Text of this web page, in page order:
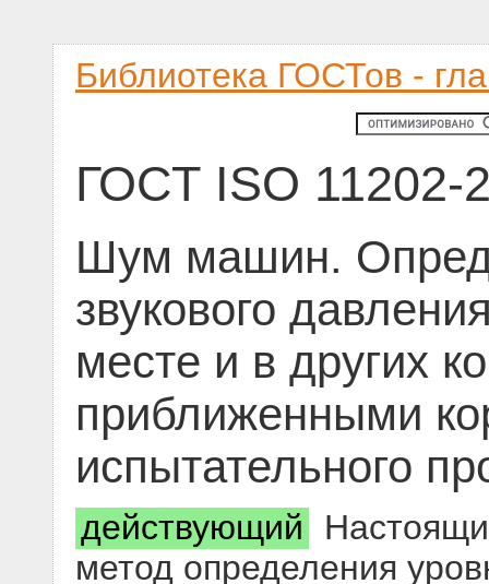
Библиотека ГОСТов -
ГОСТ ISO 11202-
Шум машин.
звукового
месте и в других
приближенными
испытательного
действующий
метод определения